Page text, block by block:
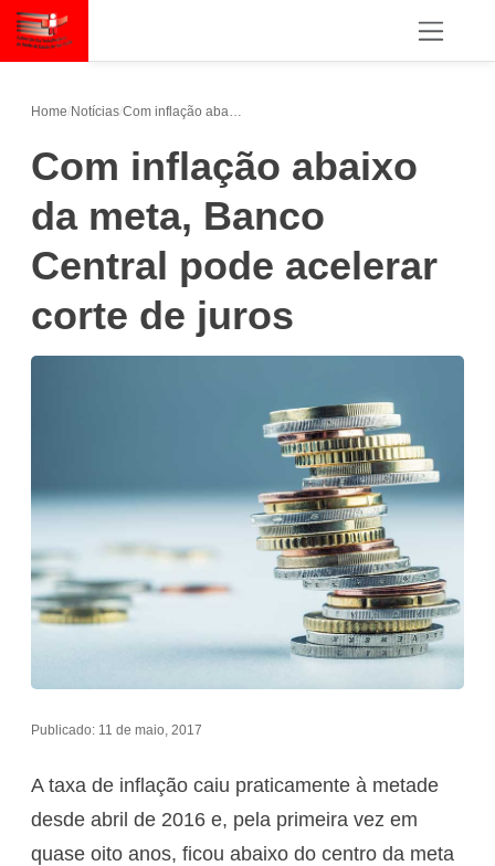
Home/Notícias/
Com inflação abaixo
da meta, Banco
Central pode acelerar
corte de juros
Publicado: 11 de maio, 2017
A taxa de inflação caiu praticamente à metade
desde abril de 2016 e, pela primeira vez em
quase oito anos, ficou abaixo do centro da meta